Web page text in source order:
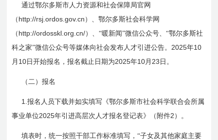
通过鄂尔多斯市人力资源和社会保障局官网
（ http://rsj.ordos.gov.cn ）、鄂尔多斯社会科学网
（ http://ordosskl.org.cn/）、“暖新闻”微信公众号、“鄂尔多斯社
科之家”微信公众号等媒体向社会发布人才引进公告。 2025年10
月 10日开始报名，报名截止日期为2025年10 月 23 日 。
（二）报名
1.报名人员下载并如实填写《鄂尔多斯市社会科学联合会所属
事业单位2025年引进高层次人才报名登记表》（附件2 ）。
填表时，统一按照干部工作标准填写，“子女及其他家庭主要